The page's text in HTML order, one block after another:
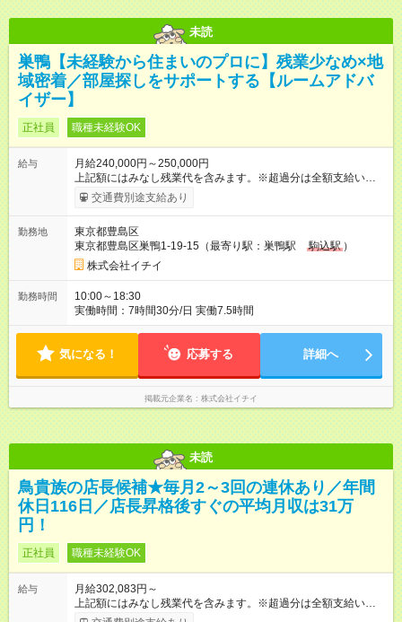
未読
巣鴨【未経験から住まいのプロに】残業少なめ×地
域密着／部屋探しをサポートする【ルームアドバ
イザー】
正社員 職種未経験OK
給与
月給240,000円～250,000円
上記額にはみなし残業代を含みます。※超過分は全額支給いたし
ます。 みなし残業代 30,000円／月 みなし残業時間 22時間／月
月給24万円以上＋インセンティブ＋賞与年2回 ※インセンティブ
収例》 ◆1年目社員・未経験者の場合（24才／男性） ・合計36
万円（月給24万円＋インセンティブ12万円） ★その他諸手当 ■
通勤交通費支給（月額3万円まで）営業交通費別途支給 ■宅地建
物取引士手当（月2万円支給） ■賃貸不動産経営管理士手当（月
5000円支給） ■賃貸住宅メンテナンス主任者（月3000円支給）
■家族手当※扶養条件 （配偶者：月1万円、第1子：月5000円、
リアマネージャーとキャリアアップできる環境をご用意してい
ます。） ■報奨金 【試用期間】試用期間あり 試用期間の長さ：3
ヶ月 雇用形態、給与は本採用時と同じです。
交通費別途支給あり
勤務地
東京都豊島区
東京都豊島区巣鴨1-19-15（最寄り駅：巣鴨駅
駒込駅 ）
株式会社イチイ
勤務時間
10:00～18:30
実働時間：7時間30分/日 実働7.5時間
気になる！ 応募する 詳細へ
掲載元企業名 株式会社イチイ
未読
鳥貴族の店長候補★毎月2～3回の連休あり／年間
休日116日／店長昇格後すぐの平均月収は31万
円！
正社員 職種未経験OK
給与
月給302,083円～
上記額にはみなし残業代を含みます。※超過分は全額支給いたし
ます。 みなし残業代 51,845円 以上／月 みなし残業時間 30時間